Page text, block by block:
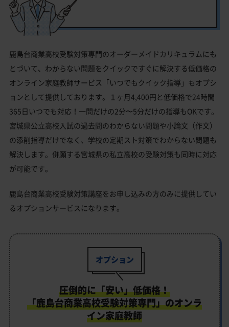
鹿島台商業高校受験対策専門のオーダーメイドカリキュラムにも
とづいて、わからない問題をクイックですぐに解決する低価格の
オンライン家庭教師サービス「いつでもクイック指導」もオプシ
ョンとして提供しております。１ヶ月4,400円と低価格で24時間
365日いつでも対応！一問だけの2分〜5分だけの指導もOKです。
宮城県公立高校入試の過去問のわからない問題や小論文（作文）
の添削指導だけでなく、学校の定期スト対策でわからない問題も
解決します。併願する宮城県の私立高校の受験対策も同時に対応
が可能です。
鹿島台商業高校受験対策講座をお申し込みの方のみに提供してい
るオプションサービスになります。
オプション
圧倒的に「安い」低価格！
「鹿島台商業高校受験対策専門」のオンラ
イン家庭教師